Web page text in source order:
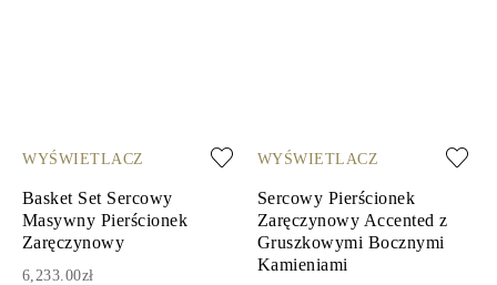
WYŚWIETLACZ
Basket Set Sercowy
Masywny Pierścionek
Zaręczynowy
6,233.00zł
WYŚWIETLACZ
Sercowy Pierścionek
Zaręczynowy Accented z
Gruszkowymi Bocznymi
Kamieniami